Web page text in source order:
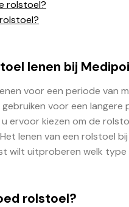
rolstoel?
lenen bij
voor een periode van
voor een
ervoor kiezen om de
lenen van een rolstoel
wilt uitproberen welk
rolstoel?